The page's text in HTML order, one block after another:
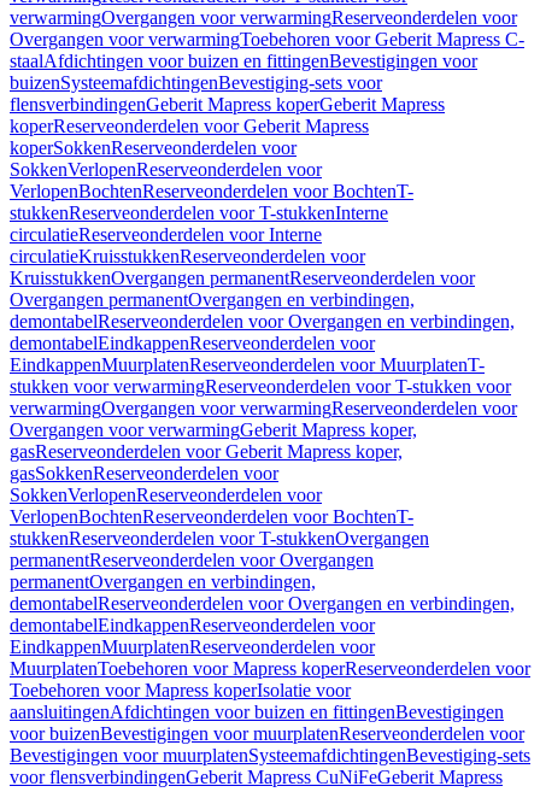
verwarmingOvergangen voor verwarmingReserveonderdelen voor
Overgangen voor verwarmingToebehoren voor Geberit Mapress C-
staalAfdichtingen voor buizen en fittingenBevestigingen voor
buizenSysteemafdichtingenBevestiging-sets voor
flensverbindingenGeberit Mapress koperGeberit Mapress
koperReserveonderdelen voor Geberit Mapress
koperSokkenReserveonderdelen voor
SokkenVerlopenReserveonderdelen voor
VerlopenBochtenReserveonderdelen voor BochtenT-
stukkenReserveonderdelen voor T-stukkenInterne
circulatieReserveonderdelen voor Interne
circulatieKruisstukkenReserveonderdelen voor
KruisstukkenOvergangen permanentReserveonderdelen voor
Overgangen permanentOvergangen en verbindingen,
demontabelReserveonderdelen voor Overgangen en verbindingen,
demontabelEindkappenReserveonderdelen voor
EindkappenMuurplatenReserveonderdelen voor MuurplatenT-
stukken voor verwarmingReserveonderdelen voor T-stukken voor
verwarmingOvergangen voor verwarmingReserveonderdelen voor
Overgangen voor verwarmingGeberit Mapress koper,
gasReserveonderdelen voor Geberit Mapress koper,
gasSokkenReserveonderdelen voor
SokkenVerlopenReserveonderdelen voor
VerlopenBochtenReserveonderdelen voor BochtenT-
stukkenReserveonderdelen voor T-stukkenOvergangen
permanentReserveonderdelen voor Overgangen
permanentOvergangen en verbindingen,
demontabelReserveonderdelen voor Overgangen en verbindingen,
demontabelEindkappenReserveonderdelen voor
EindkappenMuurplatenReserveonderdelen voor
MuurplatenToebehoren voor Mapress koperReserveonderdelen voor
Toebehoren voor Mapress koperIsolatie voor
aansluitingenAfdichtingen voor buizen en fittingenBevestigingen
voor buizenBevestigingen voor muurplatenReserveonderdelen voor
Bevestigingen voor muurplatenSysteemafdichtingenBevestiging-sets
voor flensverbindingenGeberit Mapress CuNiFeGeberit Mapress